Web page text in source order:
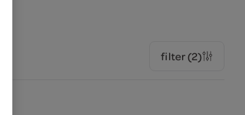
filter (2)